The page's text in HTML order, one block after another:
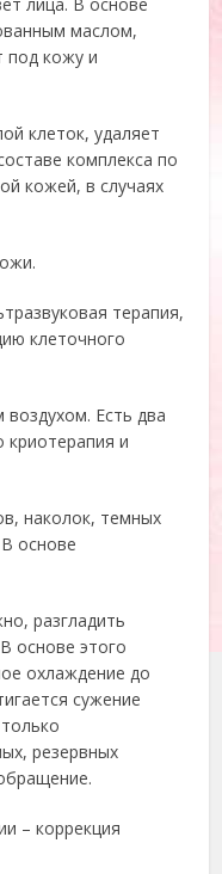
маслом,
под кожу и
клеток, удаляет
комплекса по
кожей, в случаях
терапия,
клеточного
Есть два
криотерапия и
наколок, темных
основе
разгладить
основе этого
охлаждение до
сужение
резервных
– коррекция